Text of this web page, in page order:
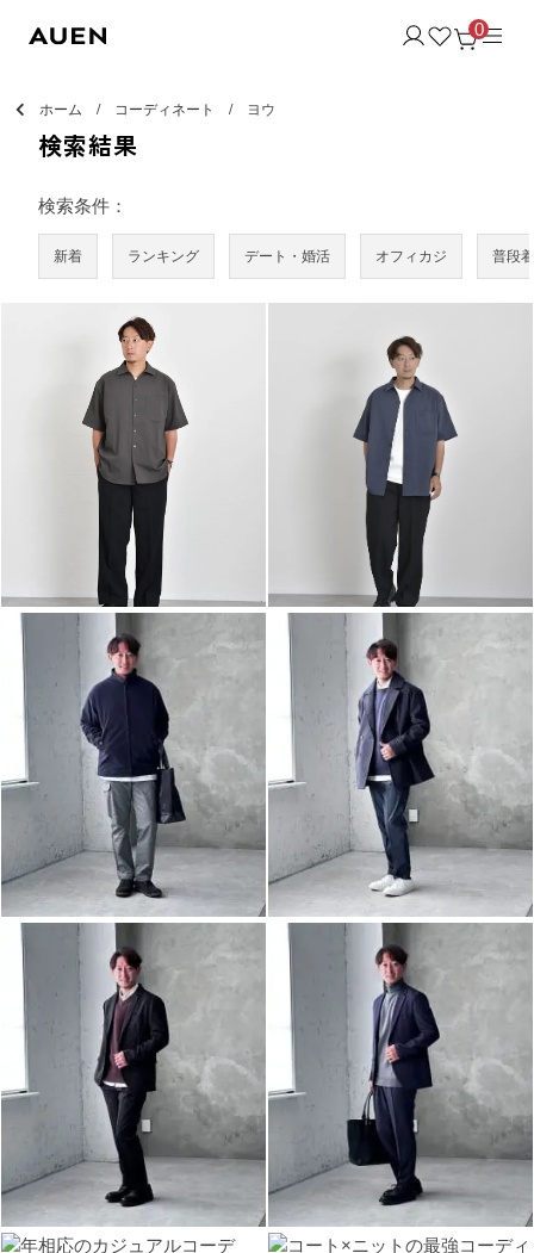
0
ホーム コーディネート ヨウ
検索結果
検索条件：
新着 ランキング デート・婚活 オフィカジ 普段